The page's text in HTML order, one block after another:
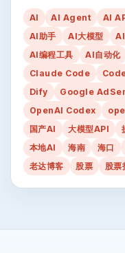
AI AI Agent AI
AI助手
AI大模型
AI编程工具
AI自动化
Claude Code
Dify
Google
OpenAI Codex
国产AI
大模型API
本地AI
海南 海口
老达博客
股票 股票